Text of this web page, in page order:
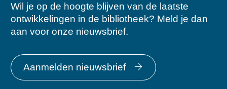
Wil je op de hoogte blijven van de laatste
ontwikkelingen in de bibliotheek? Meld je dan
aan voor onze nieuwsbrief.
Aanmelden nieuwsbrief